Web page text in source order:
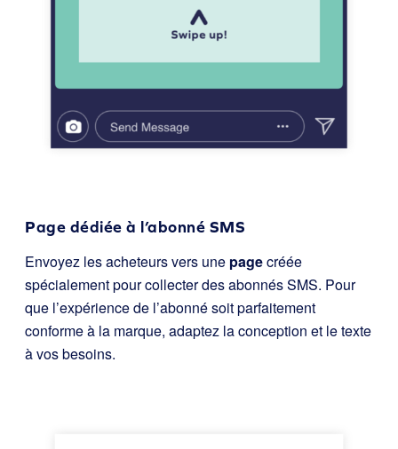
Page dédiée à l’abonné SMS
Envoyez les acheteurs vers une pagecréée
spécialement pour collecter des abonnés SMS. Pour
que l’expérience de l’abonné soit parfaitement
conforme à la marque, adaptez la conception et le texte
à vos besoins.